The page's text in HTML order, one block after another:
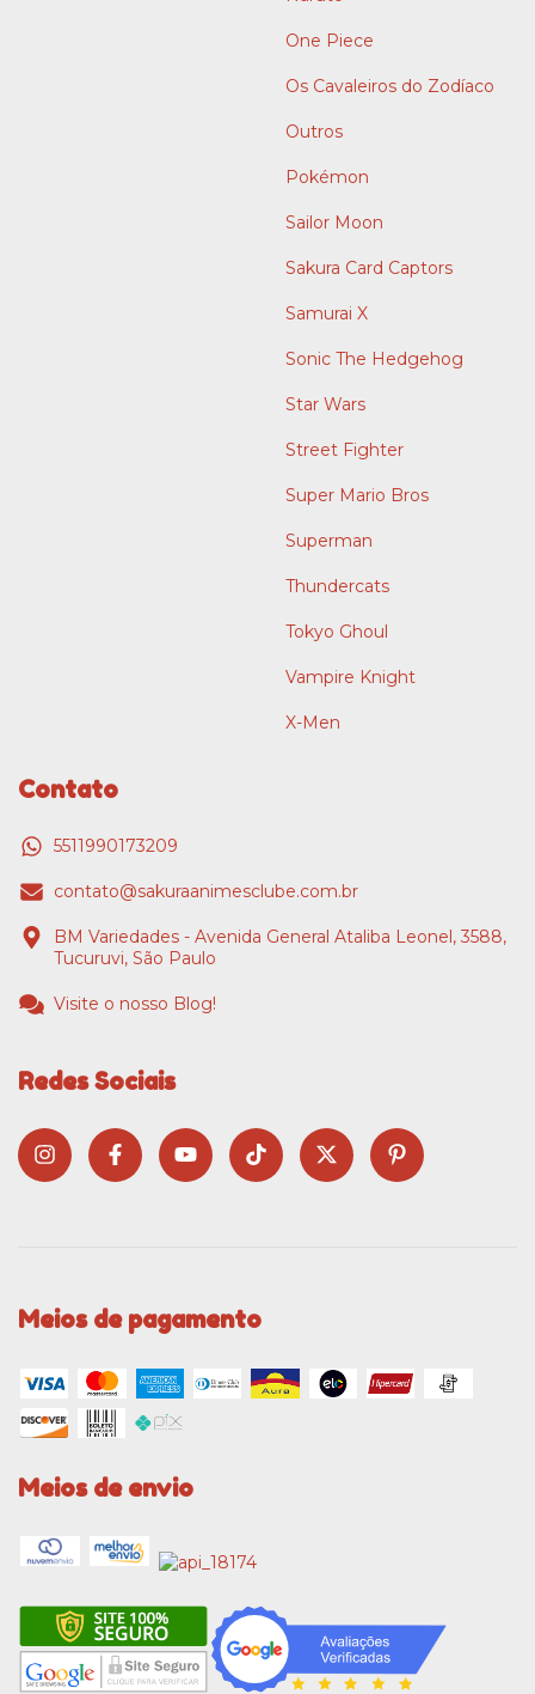
One Piece
Os Cavaleiros do Zodíaco
Outros
Pokémon
Sailor Moon
Sakura Card Captors
Samurai X
Sonic The Hedgehog
Star Wars
Street Fighter
Super Mario Bros
Superman
Thundercats
Tokyo Ghoul
Vampire Knight
X-Men
Contato
5511990173209
contato@sakuraanimesclube.com.br
BM Variedades - Avenida General Ataliba Leonel, 3588,
Tucuruvi, São Paulo
Visite o nosso Blog!
Redes Sociais
Meios de pagamento
Meios de envio